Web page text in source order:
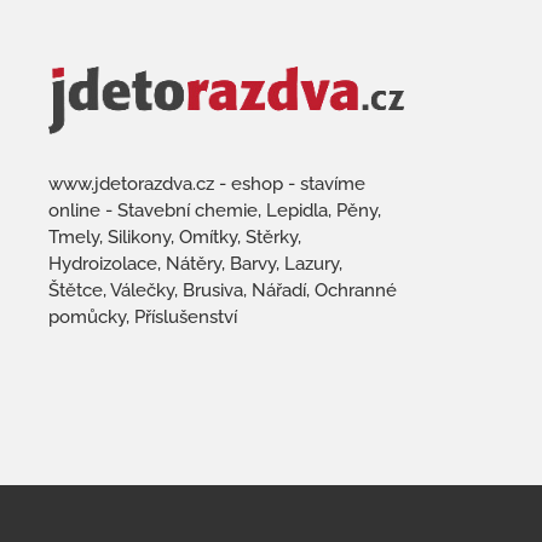
www.jdetorazdva.cz - eshop - stavíme
online - Stavební chemie, Lepidla, Pěny,
Tmely, Silikony, Omítky, Stěrky,
Hydroizolace, Nátěry, Barvy, Lazury,
Štětce, Válečky, Brusiva, Nářadí, Ochranné
pomůcky, Příslušenství